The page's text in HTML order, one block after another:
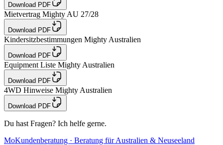
Download PDF
Mietvertrag Mighty AU 27/28
Download PDF
Kindersitzbestimmungen Mighty Australien
Download PDF
Equipment Liste Mighty Australien
Download PDF
4WD Hinweise Mighty Australien
Download PDF
Du hast Fragen? Ich helfe gerne.
MoKundenberatung · Beratung für Australien & Neuseeland